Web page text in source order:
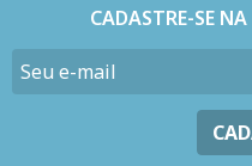
CADASTRE-SE